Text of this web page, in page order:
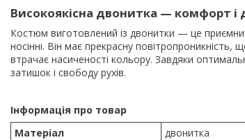
Високоякісна двонитка — комфорт і
Костюм виготовлений із двонитки — це
носінні. Він має прекрасну
втрачає насиченості кольору. Завдяки
затишок і свободу рухів.
Інформація про товар
Матеріал
двонитка